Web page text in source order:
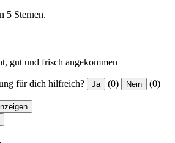
5 Sternen.
gut und frisch angekommen
für dich hilfreich? Ja (0) Nein (0)